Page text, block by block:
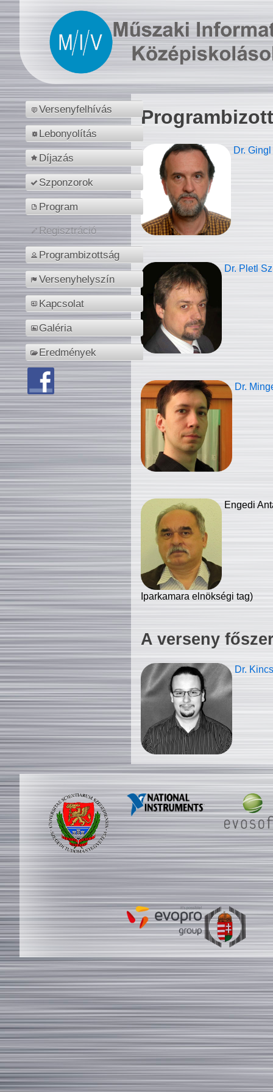
Versenyfelhívás
Lebonyolítás
Díjazás
Szponzorok
Program
Regisztráció
Programbizottság
Versenyhelyszín
Kapcsolat
Galéria
Eredmények
Dr.
Dr. Pletl
Dr.
Engedi
Iparkamara elnökségi tag)
A verseny
Dr.